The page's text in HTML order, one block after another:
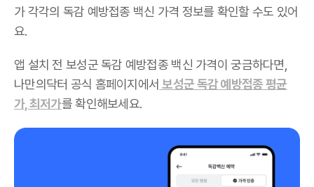
가 각각의 독감 예방접종 백신 가격 정보를 확인할 수도 있어
요.
앱 설치 전 보성군 독감 예방접종 백신 가격이 궁금하다면,
나만의닥터 공식 홈페이지에서 보성군 독감 예방접종 평균
가, 최저가를 확인해보세요.